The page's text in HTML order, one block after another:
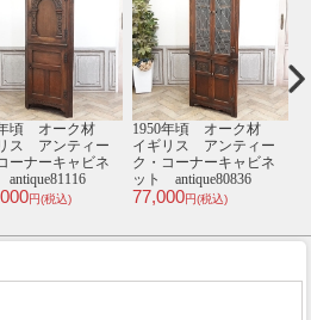
1940年頃 オーク材
イギリス アンティー
ク・コーナーキャビネ
ット antique81007
79,000円(税込)
1940年頃 オーク
イギリス アンティ
ク・サイドボード
antique81081
250,000